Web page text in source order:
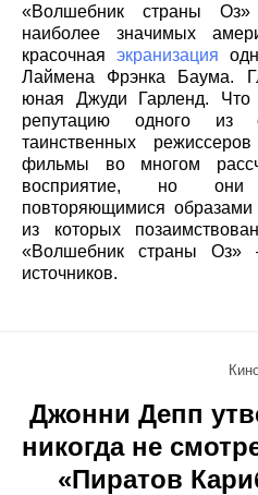
«Волшебник страны
наиболее значимых
красочная экранизация
Лаймена Фрэнка Баума.
юная Джуди Гарленд.
репутацию одного из
таинственных
фильмы во многом
восприятие, но они
повторяющимися
из которых
«Волшебник страны
источников.
Джонни Депп
никогда не
«Пиратов